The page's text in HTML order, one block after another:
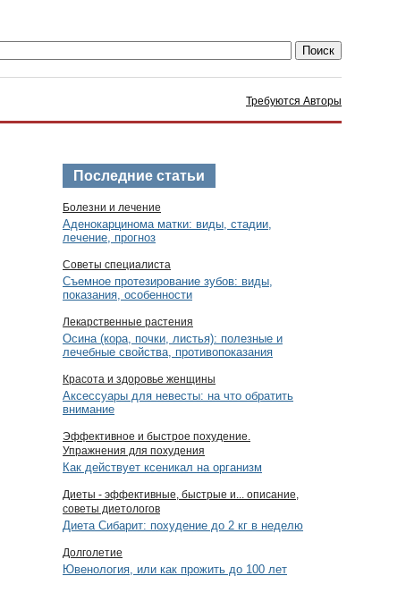
Требуются Авторы
Последние статьи
Болезни и лечение
Аденокарцинома матки: виды, стадии,
лечение, прогноз
Советы специалиста
Съемное протезирование зубов: виды,
показания, особенности
Лекарственные растения
Осина (кора, почки, листья): полезные и
лечебные свойства, противопоказания
Красота и здоровье женщины
Аксессуары для невесты: на что обратить
внимание
Эффективное и быстрое похудение.
Упражнения для похудения
Как действует ксеникал на организм
Диеты - эффективные, быстрые и... описание,
советы диетологов
Диета Сибарит: похудение до 2 кг в неделю
Долголетие
Ювенология, или как прожить до 100 лет